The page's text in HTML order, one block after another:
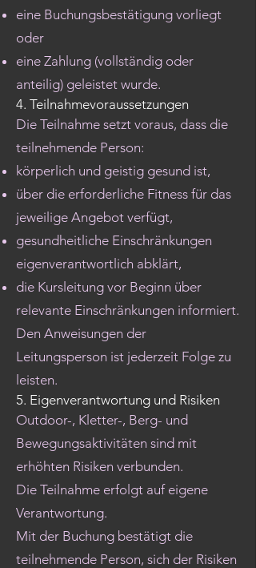
eine Buchungsbestätigung vorliegt
oder
eine Zahlung (vollständig oder
anteilig) geleistet wurde.
4. Teilnahmevoraussetzungen
Die Teilnahme setzt voraus, dass die
teilnehmende Person:
körperlich und geistig gesund ist,
über die erforderliche Fitness für das
jeweilige Angebot verfügt,
gesundheitliche Einschränkungen
eigenverantwortlich abklärt,
die Kursleitung vor Beginn über
relevante Einschränkungen informiert.
Den Anweisungen der
Leitungsperson ist jederzeit Folge zu
leisten.
5. Eigenverantwortung und Risiken
Outdoor-, Kletter-, Berg- und
Bewegungsaktivitäten sind mit
erhöhten Risiken verbunden.
Die Teilnahme erfolgt auf eigene
Verantwortung.
Mit der Buchung bestätigt die
teilnehmende Person, sich der Risiken